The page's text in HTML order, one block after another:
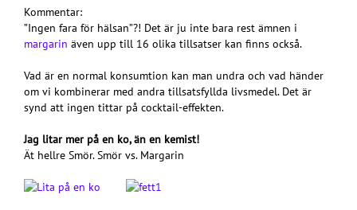
Kommentar:
”Ingen fara för hälsan”?! Det är ju inte bara rest ämnen i
margarin även upp till 16 olika tillsatser kan finns också.
Vad är en normal konsumtion kan man undra och vad händer
om vi kombinerar med andra tillsatsfyllda livsmedel. Det är
synd att ingen tittar på cocktail-effekten.
Jag litar mer på en ko, än en kemist!
Ät hellre Smör. Smör vs. Margarin